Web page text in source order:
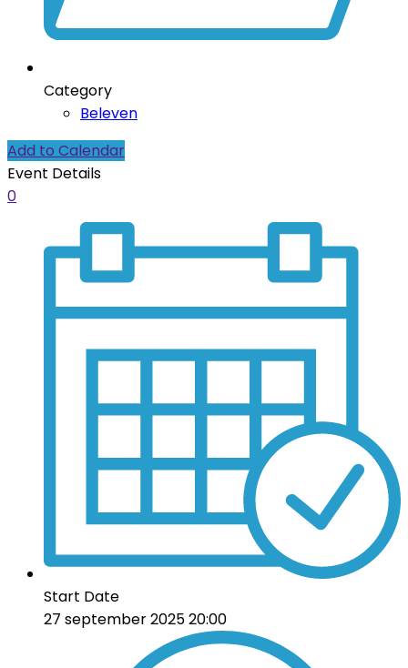
Category
Beleven
Add to Calendar
Event Details
0
Start Date
27 september 2025 20:00